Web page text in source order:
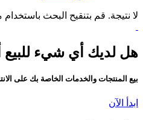
لا نتيجة. قم بتنقيح البحث
هل لديك أي شيء للبيع
بيع المنتجات والخدمات الخاصة بك على
ابدأ الآن